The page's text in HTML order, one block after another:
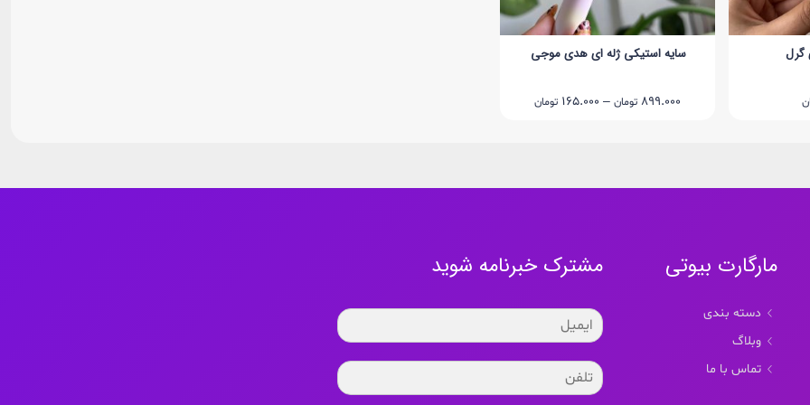
گرل سایه استیکی ژله ای هدی موجی
899.000 تومان –
165.000 تومان
مارگارت بیوتی
دسته بندی
وبلاگ
تماس با ما
مشترک خبرنامه شوید